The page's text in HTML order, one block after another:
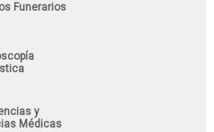
Funerarios
y
Médicas